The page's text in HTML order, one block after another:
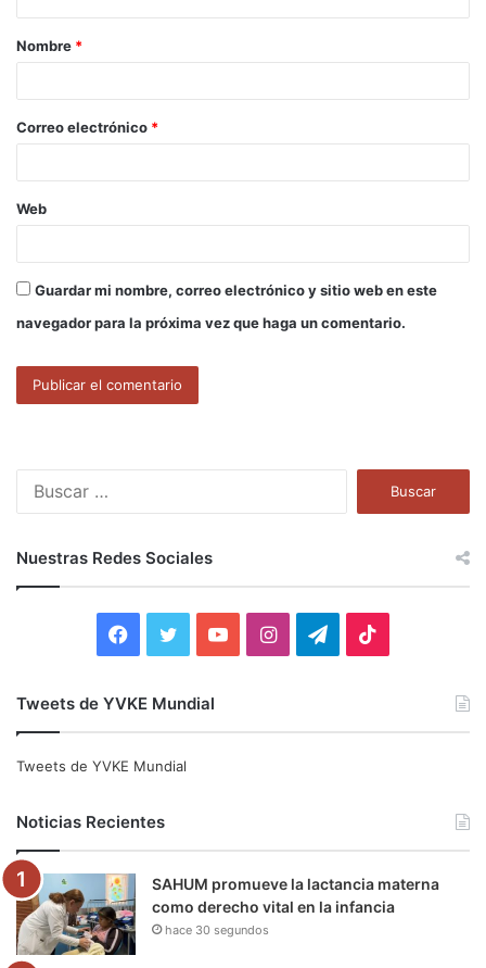
a
r
*
Nombre *
Correo electrónico *
Web
Guardar mi nombre, correo electrónico y sitio web en este
navegador para la próxima vez que haga un comentario.
r
:
Nuestras Redes Sociales
e
o
o
k
t
e
r
b
e
I
g
r
r
a
k
Tweets de YVKE Mundial
Tweets de YVKE Mundial
Noticias Recientes
SAHUM promueve la lactancia materna
como derecho vital en la infancia
hace 30 segundos